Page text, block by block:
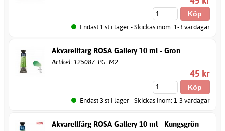
Endast 1 st i lager - Skickas inom: 1-3 vardagar
Akvarellfärg ROSA Gallery 10 ml - Grön
Artikel: 125087. PG: M2
45 kr
Endast 3 st i lager - Skickas inom: 1-3 vardagar
Akvarellfärg ROSA Gallery 10 ml - Kungsgrön